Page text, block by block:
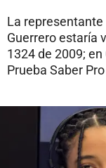
La
Guerrero estaría
1324 de 2009;
Prueba Saber